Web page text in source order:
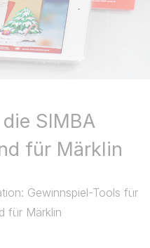
SIMBA
für Märklin
Gewinnspiel-Tools für
für Märklin